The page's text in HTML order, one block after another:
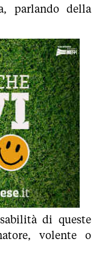
parlando della
di queste
volente o